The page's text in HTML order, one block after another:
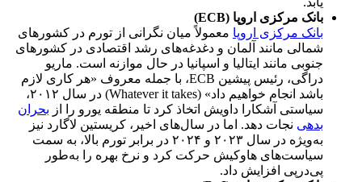
بانک مرکزی اروپا (ECB)
بانک مرکزی اروپا معمولاً میان نگرانی از تورم در کشورهای
شمالی مانند آلمان و دغدغه‌های رشد اقتصادی در کشورهای
جنوبی مانند ایتالیا و اسپانیا در حال موازنه است. ماریو
دراگی، رئیس پیشین ECB، با جمله معروف «هر کاری لازم
باشد انجام خواهیم داد» (Whatever it takes) در سال ۲۰۱۲،
سیاستی آشکارا داویش اتخاذ کرد تا منطقه یورو را از بحران
بدهی نجات دهد. اما در سال‌های اخیر، کریستین لاگارد نیز
به‌ویژه در سال ۲۰۲۳ و ۲۰۲۴ در برابر تورم بالا، به سمت
سیاست‌های هاوکیش حرکت کرد و نرخ بهره را به‌طور
پی‌درپی افزایش داد.